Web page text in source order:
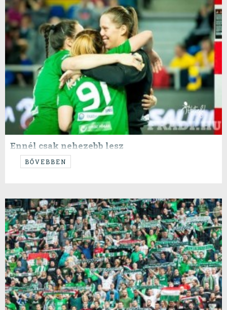
Ennél csak nehezebb lesz
A tavaszi Bl meccsek legkönnyebb összecsapásán van túl a Fradi,
megnyugtató teljesítményt nyújtva.
BŐVEBBEN